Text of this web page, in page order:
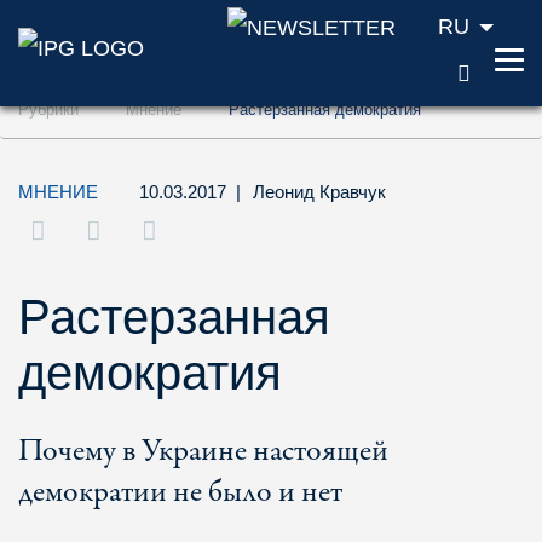
Перейти к содержанию (ключ доступа
Перейти к поиску (ключ доступа '2')
Перейти к навигации (ключ доступа '3')
RU
Рубрики Мнение Растерзанная демократия
МНЕНИЕ 10.03.2017 | Леонид Кравчук
Растерзанная
демократия
Почему в Украине настоящей
демократии не было и нет